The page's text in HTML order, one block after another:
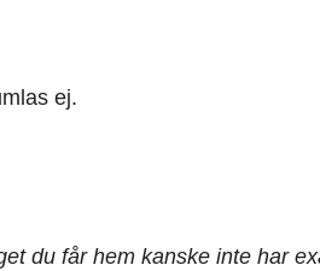
ej.
du får hem kanske inte har